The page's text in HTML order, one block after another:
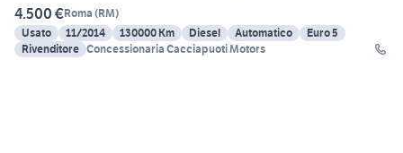
4.500 €Roma (RM)
Usato
11/2014 130000 Km Diesel Automatico
Euro 5
Rivenditore Concessionaria Cacciapuoti Motors